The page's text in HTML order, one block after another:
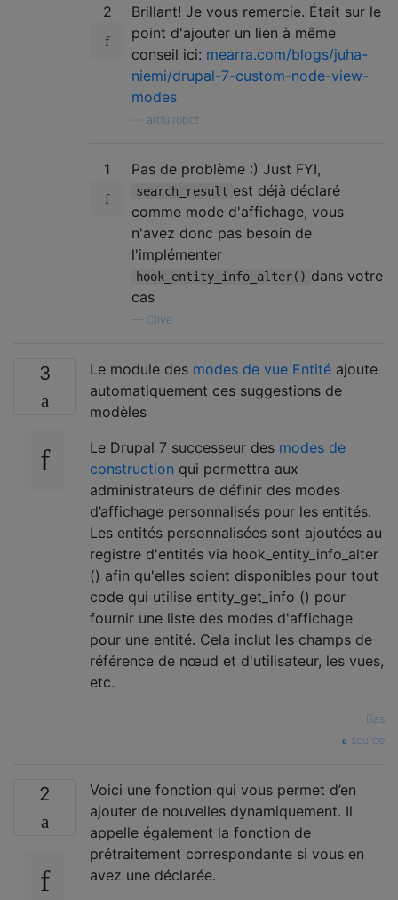
2
Brillant! Je vous remercie. Était sur le
point d'ajouter un lien à même
conseil ici: mearra.com/blogs/juha-
niemi/drupal-7-custom-node-view-
modes
artfulrobot
1 Pas de problème :) Just FYI,
search_result est déjà déclaré
comme mode d'affichage, vous
n'avez donc pas besoin de
l'implémenter
hook_entity_info_alter() dans votre
cas
Clive
3 Le module des modes de vue Entité ajoute
automatiquement ces suggestions de
modèles
Le Drupal 7 successeur des modes de
construction qui permettra aux
administrateurs de définir des modes
d’affichage personnalisés pour les entités.
Les entités personnalisées sont ajoutées au
registre d'entités via hook_entity_info_alter
() afin qu'elles soient disponibles pour tout
code qui utilise entity_get_info () pour
fournir une liste des modes d'affichage
pour une entité. Cela inclut les champs de
référence de nœud et d'utilisateur, les vues,
etc.
Bas
source
2
Voici une fonction qui vous permet d’en
ajouter de nouvelles dynamiquement. Il
appelle également la fonction de
prétraitement correspondante si vous en
avez une déclarée.